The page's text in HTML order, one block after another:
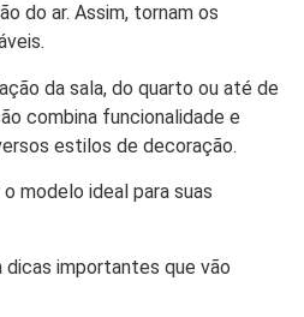
do ar. Assim, tornam os
da sala, do quarto ou até de
combina funcionalidade e
estilos de decoração.
modelo ideal para suas
importantes que vão